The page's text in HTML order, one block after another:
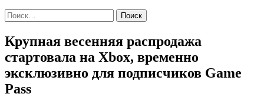
Найти:
Крупная весенняя распродажа
стартовала на Xbox, временно
эксклюзивно для подписчиков Game
Pass